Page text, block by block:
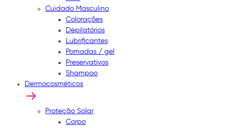
Cuidado Masculino
Colorações
Depilatórios
Lubrificantes
Pomadas / gel
Preservativos
Shampoo
Dermocosméticos
Proteção Solar
Corpo